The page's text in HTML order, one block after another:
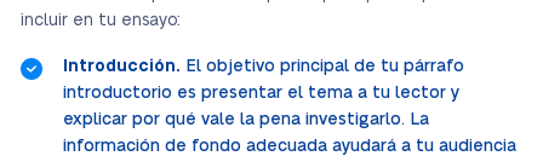
incluir en tu ensayo:
Introducción. El objetivo principal de tu párrafo
introductorio es presentar el tema a tu lector y
explicar por qué vale la pena investigarlo. La
información de fondo adecuada ayudará a tu audiencia